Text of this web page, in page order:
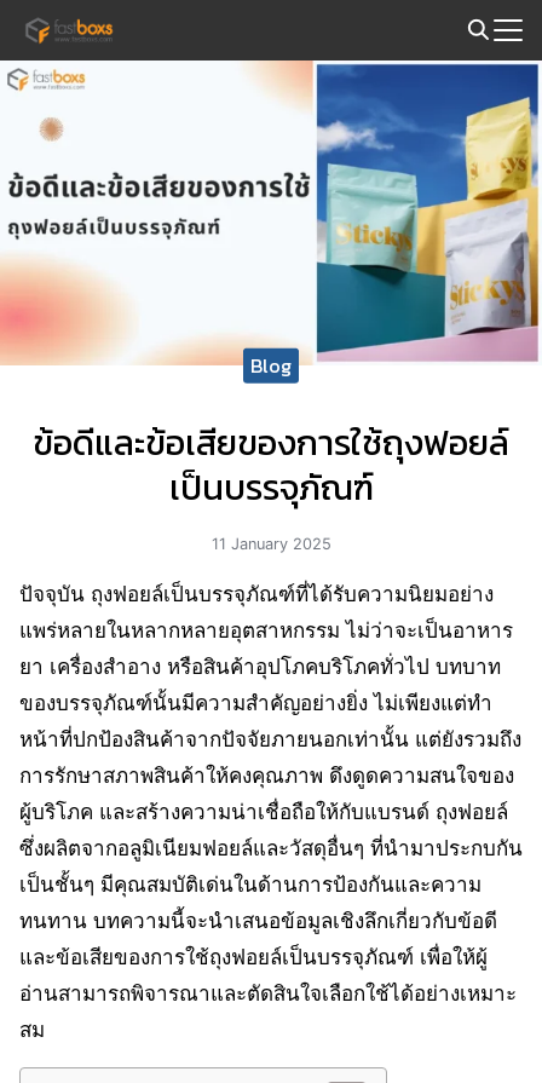
Skip
content
Search
for:
Blog
ข้อดีและข้อเสียของการใช้ถุงฟอยล์
เป็นบรรจุภัณฑ์
11 January 2025
ปัจจุบัน ถุงฟอยล์เป็นบรรจุภัณฑ์ที่ได้รับความนิยมอย่าง
แพร่หลายในหลากหลายอุตสาหกรรม ไม่ว่าจะเป็นอาหาร
ยา เครื่องสำอาง หรือสินค้าอุปโภคบริโภคทั่วไป บทบาท
ของบรรจุภัณฑ์นั้นมีความสำคัญอย่างยิ่ง ไม่เพียงแต่ทำ
หน้าที่ปกป้องสินค้าจากปัจจัยภายนอกเท่านั้น แต่ยังรวมถึง
การรักษาสภาพสินค้าให้คงคุณภาพ ดึงดูดความสนใจของ
ผู้บริโภค และสร้างความน่าเชื่อถือให้กับแบรนด์ ถุงฟอยล์
ซึ่งผลิตจากอลูมิเนียมฟอยล์และวัสดุอื่นๆ ที่นำมาประกบกัน
เป็นชั้นๆ มีคุณสมบัติเด่นในด้านการป้องกันและความ
ทนทาน บทความนี้จะนำเสนอข้อมูลเชิงลึกเกี่ยวกับข้อดี
และข้อเสียของการใช้ถุงฟอยล์เป็นบรรจุภัณฑ์ เพื่อให้ผู้
อ่านสามารถพิจารณาและตัดสินใจเลือกใช้ได้อย่างเหมาะ
สม